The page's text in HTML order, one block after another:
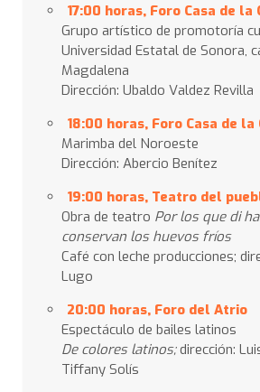
17:00 horas, Foro Casa de la
Grupo artístico de promotoría
Universidad Estatal de Sonora,
Magdalena
Dirección: Ubaldo Valdez Revilla
18:00 horas, Foro Casa de
Marimba del Noroeste
Dirección: Abercio Benítez
19:00 horas, Teatro del
Obra de teatro Por los que di
conservan los huevos fríos
Café con leche producciones;
Lugo
20:00 horas, Foro del Atrio
Espectáculo de bailes latinos
De colores latinos;dirección:
Tiffany Solís